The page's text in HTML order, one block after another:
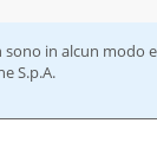
in alcun modo
S.p.A.